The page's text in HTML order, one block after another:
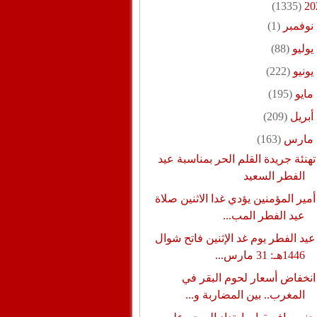
(1335)
نوفمبر(1)
يوليو(88)
يونيو(222)
مايو(195)
أبريل(209)
مارس(163)
تهنئة جريدة القلم الحر بمناسبة عيد
الفطر السعيد
أمير المؤمنين يؤدي غدا الاثنين صلاة
عيد الفطر المب...
عيد الفطر يوم غد الإثنين فاتح شوال
1446هـ: 31 مارس...
انخفاض أسعار لحوم البقر في
المغرب.. بين المضاربة و...